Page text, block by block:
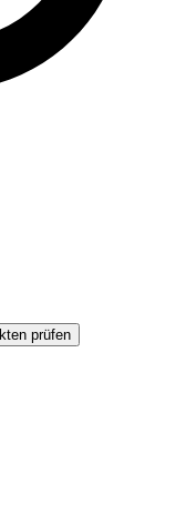
prüfen